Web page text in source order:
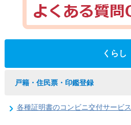
くらし
戸籍・住民票・印鑑登録
各種証明書のコンビニ交付サービス